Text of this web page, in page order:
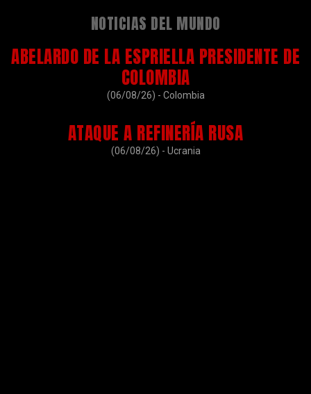
NOTICIAS DEL MUNDO
ABELARDO DE LA ESPRIELLA PRESIDENTE DE
COLOMBIA
(06/08/26) - Colombia
ATAQUE A REFINERÍA RUSA
(06/08/26) - Ucrania